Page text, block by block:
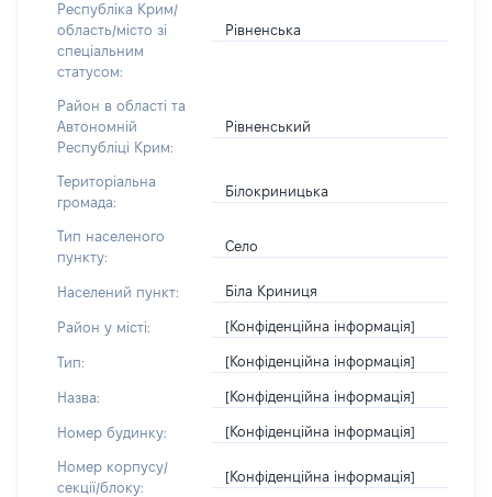
Республіка Крим/
область/місто зі
спеціальним
статусом:
Рівненська
Район в області та
Автономній
Республіці Крим:
Рівненський
Територіальна
громада:
Білокриницька
Тип населеного
пункту:
Село
Населений пункт: Біла Криниця
Район у місті: [Конфіденційна інформація]
Тип: [Конфіденційна інформація]
Назва: [Конфіденційна інформація]
Номер будинку: [Конфіденційна інформація]
Номер корпусу/
секції/блоку:
[Конфіденційна інформація]